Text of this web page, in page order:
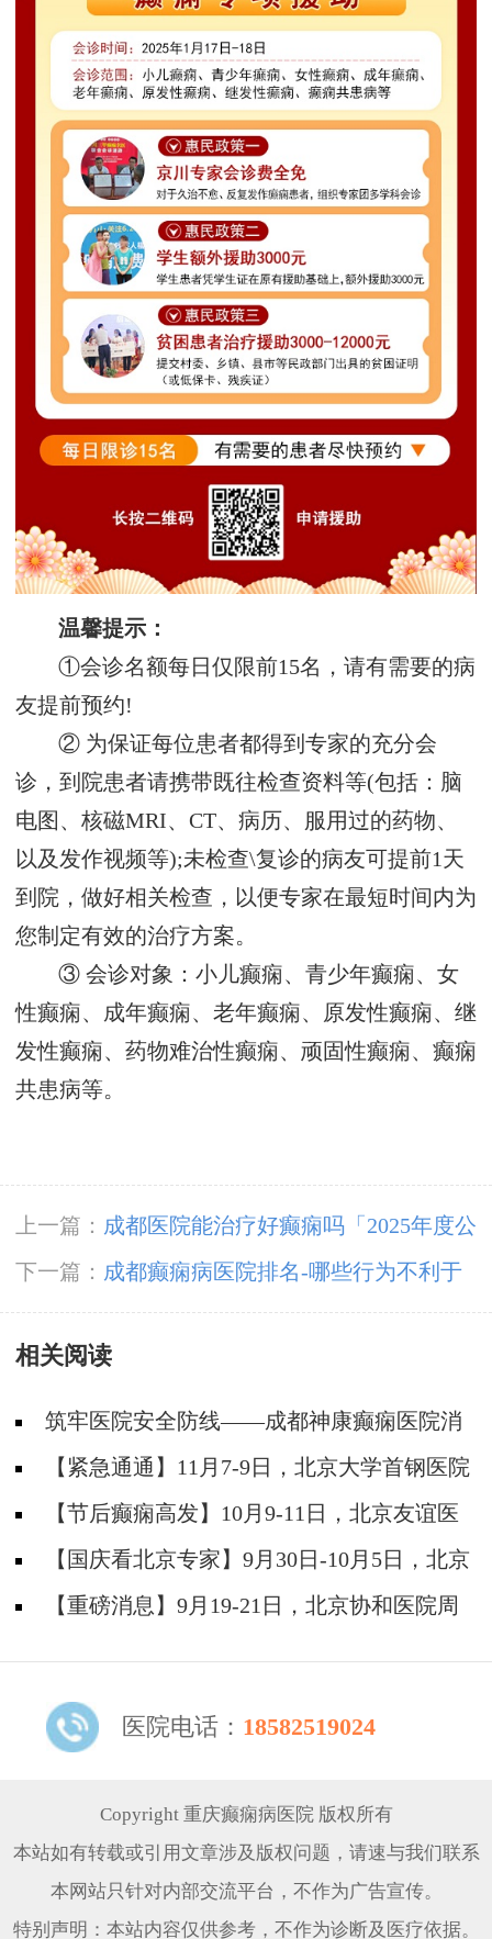
温馨提示：
①会诊名额每日仅限前15名，请有需要的病
友提前预约!
② 为保证每位患者都得到专家的充分会
诊，到院患者请携带既往检查资料等(包括：脑
电图、核磁MRI、CT、病历、服用过的药物、
以及发作视频等);未检查\复诊的病友可提前1天
到院，做好相关检查，以便专家在最短时间内为
您制定有效的治疗方案。
③ 会诊对象：小儿癫痫、青少年癫痫、女
性癫痫、成年癫痫、老年癫痫、原发性癫痫、继
发性癫痫、药物难治性癫痫、顽固性癫痫、癫痫
共患病等。
上一篇： 成都医院能治疗好癫痫吗「2025年度公
布」创伤性癫痫怎么治疗？
下一篇： 成都癫痫病医院排名-哪些行为不利于
癫痫治疗?
相关阅读
筑牢医院安全防线——成都神康癫痫医院消
防安全培训纪实
【紧急通通】11月7-9日，北京大学首钢医院
神经内科胡颖教授亲临成都会诊，破解癫痫疑难
【节后癫痫高发】10月9-11日，北京友谊医
院陈葵博士免费会诊+治疗援助，破解癫痫难
题！
【国庆看北京专家】9月30日-10月5日，北京
天坛&首钢医院两大专家蓉城亲诊+癫痫大额救
【重磅消息】9月19-21日，北京协和医院周
线！
医院电话： 18582519024
Copyright 重庆癫痫病医院 版权所有
本站如有转载或引用文章涉及版权问题，请速与我们联系
本网站只针对内部交流平台，不作为广告宣传。
特别声明：本站内容仅供参考，不作为诊断及医疗依据。